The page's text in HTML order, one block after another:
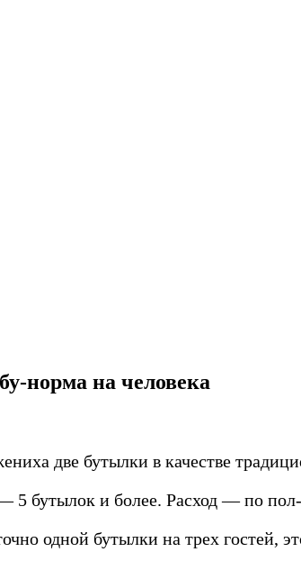
норма на человека
две бутылки в качестве
5 бутылок и более. Расход — по
одной бутылки на трех гостей,